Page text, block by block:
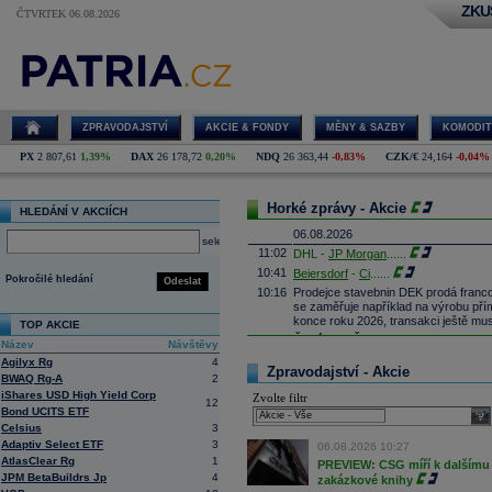
ČTVRTEK 06.08.2026
ZPRAVODAJSTVÍ AKCIE & FONDY MĚNY & SAZBY
PX 2 807,61 1,39% DAX 26 178,72 0,20% NDQ 26 363,44 -0,83% CZK/€ 24,164 -0,04%
HLEDÁNÍ V AKCIÍCH
select
Odeslat
Pokročilé hledání
TOP AKCIE
Název
Návštěvy
Agilyx Rg
4
BWAQ Rg-A
2
iShares USD High Yield Corp
Bond UCITS ETF
12
Celsius
3
Adaptiv Select ETF
3
AtlasClear Rg
1
JPM BetaBuildrs Jp
4
Horké zprávy - Akcie
06.08.2026
11:02 DHL - JP Morgan
10:41
Beiersdorf - Ci
10:16 Prodejce stavebnin DEK prodá
se zaměřuje například na výrobu
konce roku 2026, transakci ještě
10:05 Čistý zisk ČSOB vzrostl na 10,2
aktivních klientů meziročně o 71
9:58 SoftBank oznámila za 1Q čistý zisk
9:46 Nintendo oznámilo za 1Q provozní
(Bloomberg)
9:23 MercadoLibre oznámil za 2Q čisté
(Bloomberg)
9:09
ČR: Průmyslová výrobav červnu
předchozímu poklesu o 1,0 %
Zpravodajství - Akcie
Zvolte filtr
06.08.2026 10:27
PREVIEW: CSG míří k
zakázkové knihy